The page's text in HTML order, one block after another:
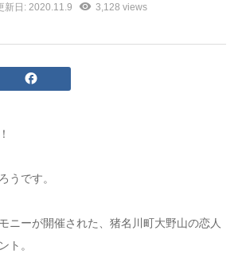
新日: 2020.11.9 3,128 views
うです。
ニーが開催された、猪名川町大野山の恋人
ト。